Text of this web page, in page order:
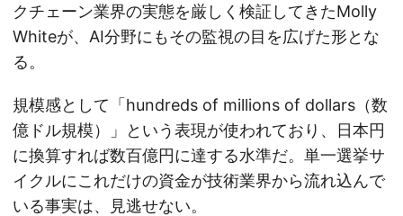
クチェーン業界の実態を厳しく検証してきたMolly
Whiteが、AI分野にもその監視の目を広げた形とな
る。
規模感として「hundreds of millions of dollars（数
億ドル規模）」という表現が使われており、日本円
に換算すれば数百億円に達する水準だ。単一選挙サ
イクルにこれだけの資金が技術業界から流れ込んで
いる事実は、見逃せない。